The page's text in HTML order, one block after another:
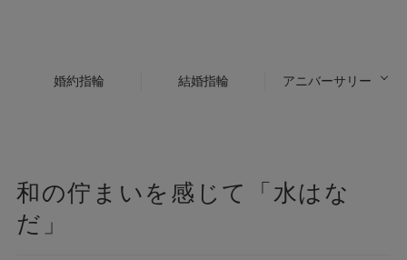
婚約指輪 結婚指輪 アニバーサリー
和の佇まいを感じて「水はな
だ」